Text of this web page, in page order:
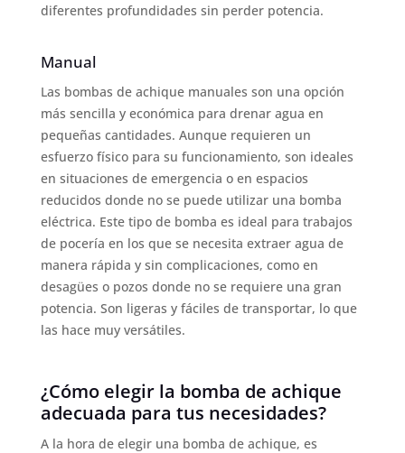
diferentes profundidades sin perder potencia.
Manual
Las bombas de achique manuales son una opción
más sencilla y económica para drenar agua en
pequeñas cantidades. Aunque requieren un
esfuerzo físico para su funcionamiento, son ideales
en situaciones de emergencia o en espacios
reducidos donde no se puede utilizar una bomba
eléctrica. Este tipo de bomba es ideal para trabajos
de pocería en los que se necesita extraer agua de
manera rápida y sin complicaciones, como en
desagües o pozos donde no se requiere una gran
potencia. Son ligeras y fáciles de transportar, lo que
las hace muy versátiles.
¿Cómo elegir la bomba de achique
adecuada para tus necesidades?
A la hora de elegir una bomba de achique, es